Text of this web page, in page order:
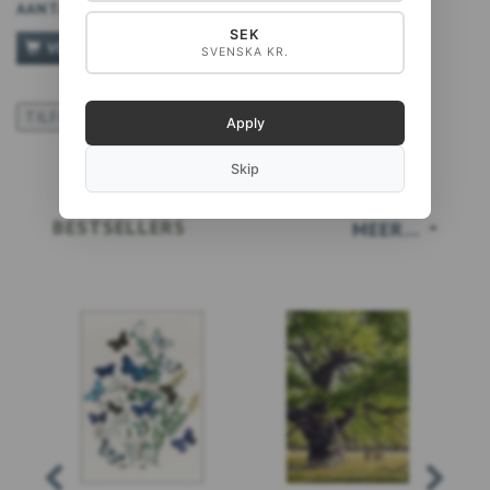
AANTAL
VOEG TOE AAN WINKELWAGEN
MEER...
BESTSELLERS
SEK
SVENSKA KR.
Apply
Skip